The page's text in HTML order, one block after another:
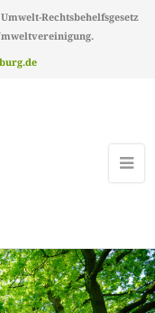
Rechtsbehelfsgesetz